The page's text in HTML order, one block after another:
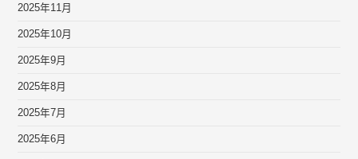
2025年11月
2025年10月
2025年9月
2025年8月
2025年7月
2025年6月